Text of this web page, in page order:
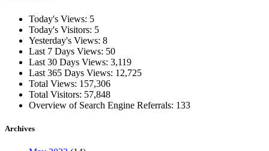
Today's Views: 5
Today's Visitors: 5
Yesterday's Views: 8
Last 7 Days Views: 50
Last 30 Days Views: 3,119
Last 365 Days Views: 12,725
Total Views: 157,306
Total Visitors: 57,848
Overview of Search Engine Referrals: 133
Archives